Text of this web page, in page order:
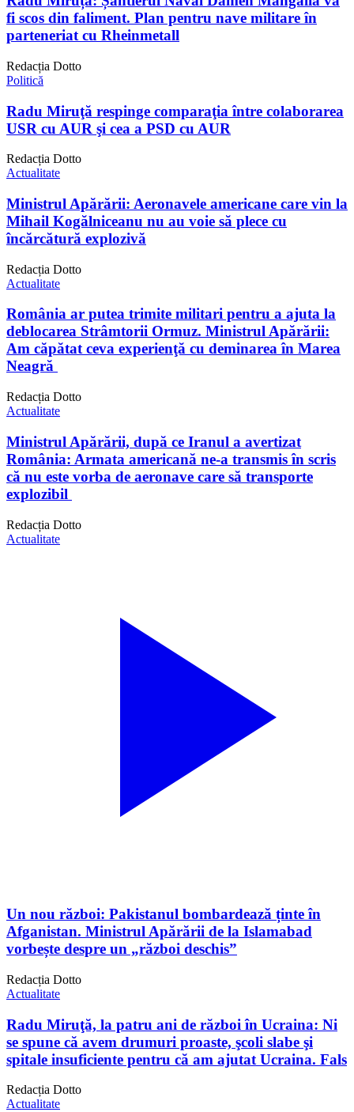
fi scos din faliment. Plan pentru nave militare în
parteneriat cu Rheinmetall
Redacția Dotto
Politică
Radu Miruţă respinge comparaţia între colaborarea
USR cu AUR şi cea a PSD cu AUR
Redacția Dotto
Actualitate
Ministrul Apărării: Aeronavele americane care vin la
Mihail Kogălniceanu nu au voie să plece cu
încărcătură explozivă
Redacția Dotto
Actualitate
România ar putea trimite militari pentru a ajuta la
deblocarea Strâmtorii Ormuz. Ministrul Apărării:
Am căpătat ceva experienţă cu deminarea în Marea
Neagră
Redacția Dotto
Actualitate
Ministrul Apărării, după ce Iranul a avertizat
România: Armata americană ne-a transmis în scris
că nu este vorba de aeronave care să transporte
explozibil
Redacția Dotto
Actualitate
Un nou război: Pakistanul bombardează ținte în
Afganistan. Ministrul Apărării de la Islamabad
vorbește despre un „război deschis”
Redacția Dotto
Actualitate
Radu Miruţă, la patru ani de război în Ucraina: Ni
se spune că avem drumuri proaste, şcoli slabe şi
spitale insuficiente pentru că am ajutat Ucraina. Fals
Redacția Dotto
Actualitate